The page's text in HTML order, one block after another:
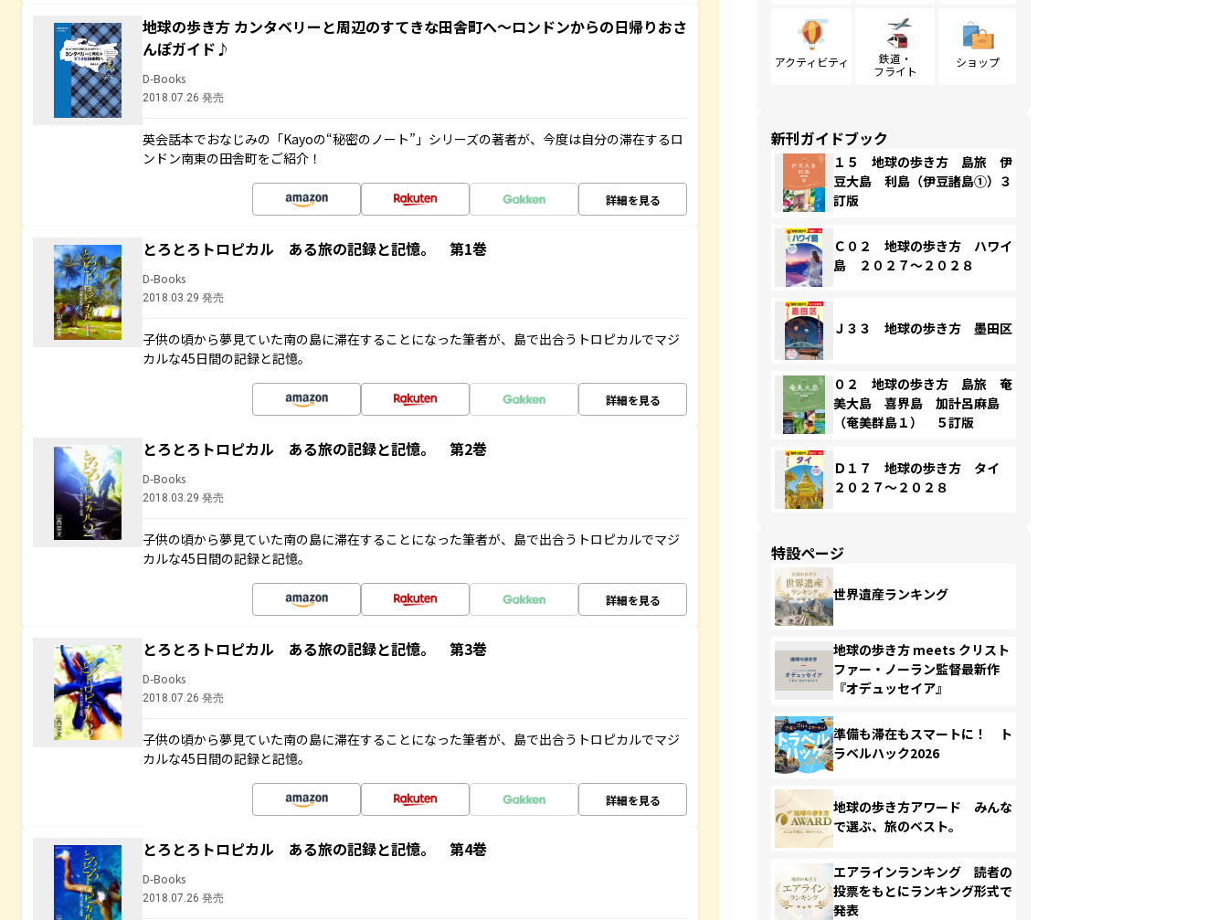
地球の歩き方 カンタベリーと周辺のすてきな田舎町へ～ロンドンからの日帰りおさ
んぽガイド♪
D-Books
2018.07.26 発売
英会話本でおなじみの「Kayoの“秘密のノート”」シリーズの著者が、今度は自分の滞在するロ
ンドン南東の田舎町をご紹介！
詳細を見る
とろとろトロピカル ある旅の記録と記憶。 第1巻
D-Books
2018.03.29 発売
子供の頃から夢見ていた南の島に滞在することになった筆者が、島で出合うトロピカルでマジ
カルな45日間の記録と記憶。
詳細を見る
とろとろトロピカル ある旅の記録と記憶。 第2巻
D-Books
2018.03.29 発売
子供の頃から夢見ていた南の島に滞在することになった筆者が、島で出合うトロピカルでマジ
カルな45日間の記録と記憶。
詳細を見る
とろとろトロピカル ある旅の記録と記憶。 第3巻
D-Books
2018.07.26 発売
子供の頃から夢見ていた南の島に滞在することになった筆者が、島で出合うトロピカルでマジ
カルな45日間の記録と記憶。
詳細を見る
とろとろトロピカル ある旅の記録と記憶。 第4巻
D-Books
2018.07.26 発売
アクティビティ
鉄道・
フライト
ショップ
新刊ガイドブック
１５ 地球の歩き方 島旅 伊
豆大島 利島（伊豆諸島①）３
訂版
Ｃ０２ 地球の歩き方 ハワイ
島 ２０２７～２０２８
Ｊ３３ 地球の歩き方 墨田区
０２ 地球の歩き方 島旅 奄
美大島 喜界島 加計呂麻島
（奄美群島１） ５訂版
Ｄ１７ 地球の歩き方 タイ
２０２７～２０２８
特設ページ
世界遺産ランキング
地球の歩き方 meets クリスト
ファー・ノーラン監督最新作
『オデュッセイア』
準備も滞在もスマートに！ ト
ラベルハック2026
地球の歩き方アワード みんな
で選ぶ、旅のベスト。
エアラインランキング 読者の
投票をもとにランキング形式で
発表